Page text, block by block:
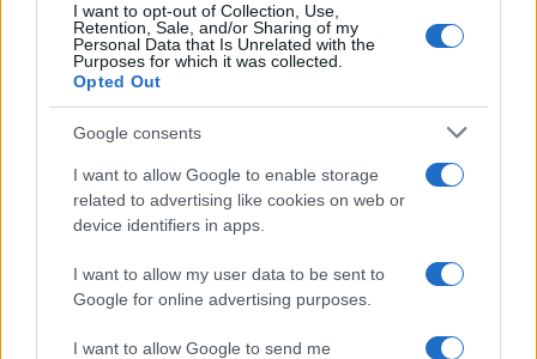
I want to opt-out of Collection, Use,
Retention, Sale, and/or Sharing of my
Personal Data that Is Unrelated with the
Purposes for which it was collected.
Opted Out
Google consents
I want to allow Google to enable storage
related to advertising like cookies on web or
device identifiers in apps.
I want to allow my user data to be sent to
Google for online advertising purposes.
I want to allow Google to send me
Σχολεία – Γονική άδεια: Πόσες
ημέρες δικαιούνται οι
04/09/2025 - 09:47
ΣΑΣ ΕΝΔΙΑΦΕΡΕΙ – Γονική άδεια:
Μία ημέρα επιπλέον για τους